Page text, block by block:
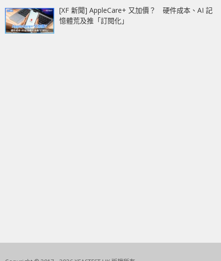
[XF 新聞] AppleCare+ 又加價？ 硬件成本、AI 記
憶體荒及推「訂閱化」